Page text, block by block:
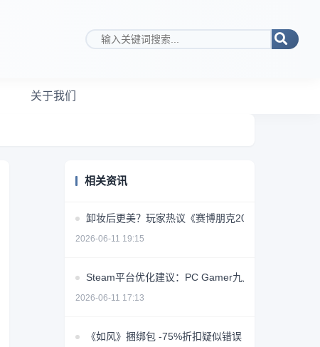
搜索关键词
关于我们
相关资讯
卸妆后更美？玩家热议《赛博朋克2077》女角色素
2026-06-11 19:15
Steam平台优化建议：PC Gamer九点提升用户体验
2026-06-11 17:13
《如风》捆绑包 -75%折扣疑似错误 价格创史低价